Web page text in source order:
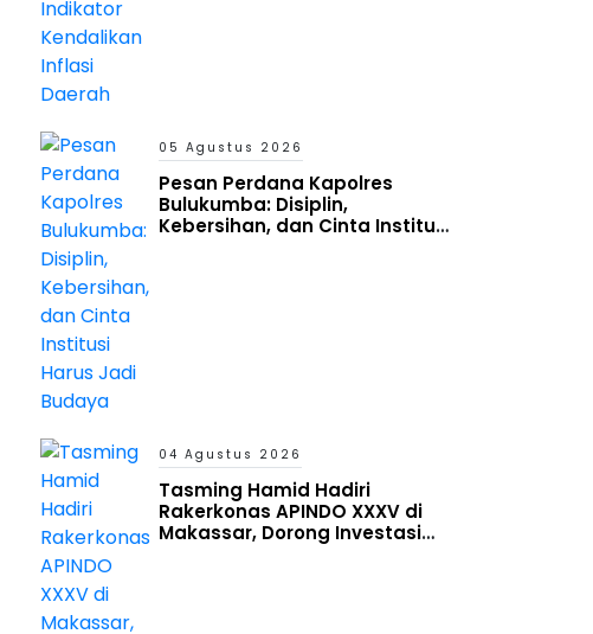
05 Agustus 2026
Pesan Perdana Kapolres
Bulukumba: Disiplin,
Kebersihan, dan Cinta Institusi
04 Agustus 2026
Tasming Hamid Hadiri
Rakerkonas APINDO XXXV di
Makassar, Dorong Investasi